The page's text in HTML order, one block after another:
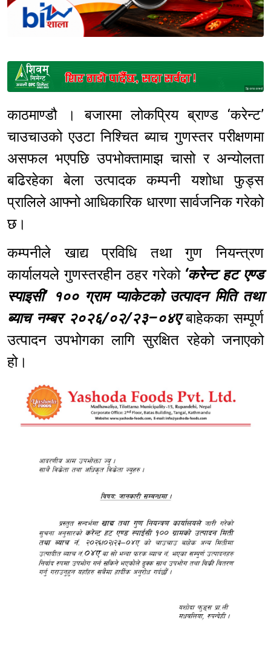
Sponsored
काठमाण्डौ । बजारमा लोकप्रिय ब्राण्ड ‘करेन्ट’
चाउचाउको एउटा निश्चित ब्याच गुणस्तर परीक्षणमा
असफल भएपछि उपभोक्तामाझ चासो र अन्योलता
बढिरहेका बेला उत्पादक कम्पनी यशोधा फुड्स
प्रालिले आफ्नो आधिकारिक धारणा सार्वजनिक गरेको
छ।
कम्पनीले खाद्य प्रविधि तथा गुण नियन्त्रण
कार्यालयले गुणस्तरहीन ठहर गरेको ‘करेन्ट हट एण्ड
स्पाइसी’ १०० ग्राम प्याकेटको उत्पादन मिति तथा
ब्याच नम्बर २०२६/०२/२३–०४एबाहेकका सम्पूर्ण
उत्पादन उपभोगका लागि सुरक्षित रहेको जनाएको
हो।